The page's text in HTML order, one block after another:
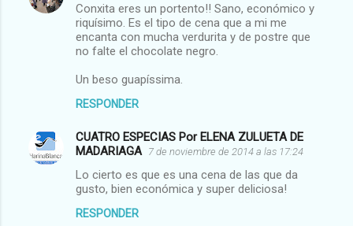
Conxita eres un portento!! Sano, económico y
riquísimo. Es el tipo de cena que a mi me
encanta con mucha verdurita y de postre que
no falte el chocolate negro.
Un beso guapíssima.
RESPONDER
CUATRO ESPECIAS Por ELENA ZULUETA DE
MADARIAGA 7 de noviembre de 2014 a las 17:24
Lo cierto es que es una cena de las que da
gusto, bien económica y super deliciosa!
RESPONDER